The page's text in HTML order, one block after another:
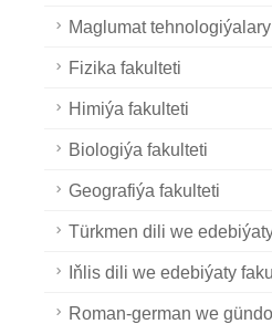
Maglumat
Fizika fakulteti
Himiýa fakulteti
Biologiýa fakulteti
Geografiýa fakulteti
Türkmen dili we
Iňlis dili we edebiýaty
Roman-german we